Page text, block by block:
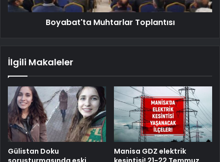
Boyabat'ta Muhtarlar Toplantısı
İlgili Makaleler
Gülistan Doku
Manisa GDZ elektrik